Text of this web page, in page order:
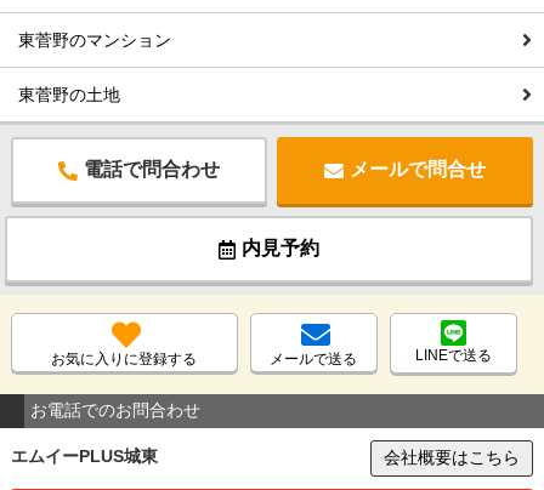
東菅野のマンション
東菅野の土地
電話で問合わせ メールで問合せ
内見予約
お気に入りに登録する メールで送る LINEで送る
お電話でのお問合わせ
エムイーPLUS城東 会社概要はこちら